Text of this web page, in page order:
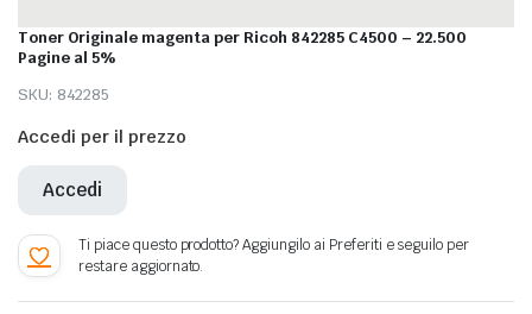
Toner Originale magenta per Ricoh 842285 C4500 – 22.500
Pagine al 5%
SKU: 842285
Accedi per il prezzo
Accedi